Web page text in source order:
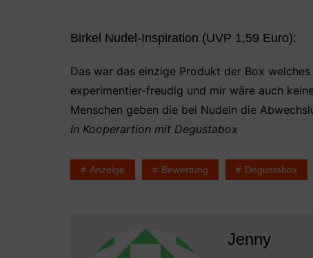
Birkel Nudel-Inspiration (UVP 1,59 Euro):
Das war das einzige Produkt der Box
experimentier-freudig und mir wäre auch
Menschen geben die bei Nudeln die
In Kooperartion mit Degustabox
Anzeige Bewertung Degustabox
Jenny